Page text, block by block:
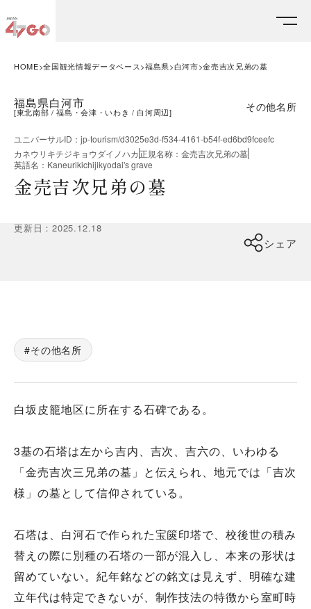
HOME 全国観光情報データベース 福島県 白河市 金売吉次兄弟の墓
福島県白河市
[東北南部 福島・会津・いわき 白河周辺] その他名所
ユニバーサルID ： jp-tourism/d3025e3d-f534-4161-b54f-ed6bd9fceefc
カネウリキチジキョウダイノハカ正規名称 ： 金売吉次兄弟の墓
英語名 ： Kaneurikichijikyodai's grave
金売吉次兄弟の墓
更新日 ：2025.12.18
シェア
その他名所
白坂皮籠地区に所在する石碑である。
3基の石塔は左から吉内、吉次、吉六の、いわゆる
「金売吉次三兄弟の墓」と伝えられ、地元では「吉次
様」の墓として信仰されている。
石塔は、白河石で作られた宝篋印塔で、校後世の積み
替えの際に別種の石塔の一部が混入し、本来の形状は
留めていない。紀年銘などの銘文は見えず、明確な建
立年代は特定できないが、制作技法の特徴から室町時